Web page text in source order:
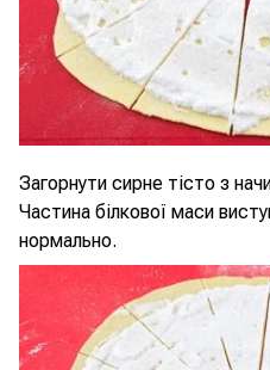
Загорнути сирне тісто з
Частина білкової маси
нормально.